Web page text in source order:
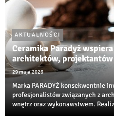
AKTUALNOŚCI
Ceramika Paradyż
architektów,
29 maja 2026
Marka PARADYŻ konsekwentnie
profesjonalistów związanych z
wnętrz oraz wykonawstwem.